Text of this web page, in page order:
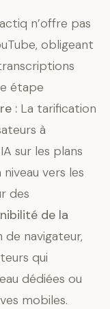
n’offre pas
obligeant
étape
: La tarification
à
sur les plans
vers les
des
de la
de navigateur,
qui
dédiées ou
mobiles.